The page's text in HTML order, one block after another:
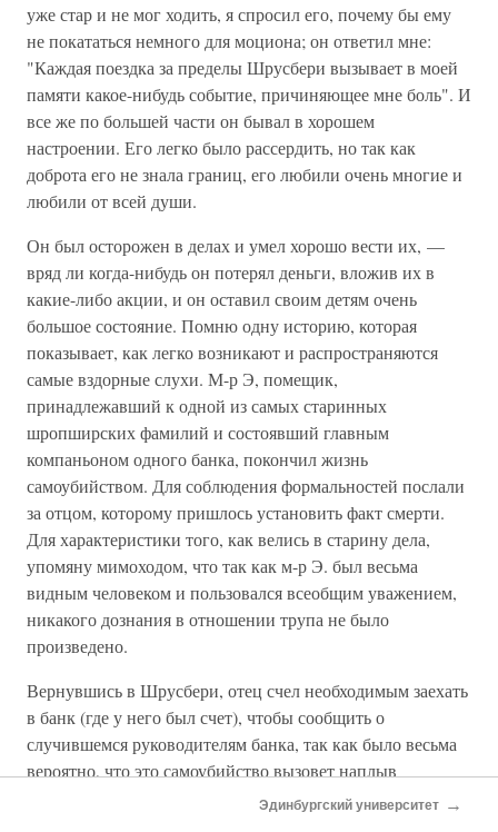
уже стар и не мог ходить, я спросил его, почему бы ему
не покататься немного для моциона; он ответил мне:
"Каждая поездка за пределы Шрусбери вызывает в моей
памяти какое-нибудь событие, причиняющее мне боль". И
все же по большей части он бывал в хорошем
настроении. Его легко было рассердить, но так как
доброта его не знала границ, его любили очень многие и
любили от всей души.
Он был осторожен в делах и умел хорошо вести их, —
вряд ли когда-нибудь он потерял деньги, вложив их в
какие-либо акции, и он оставил своим детям очень
большое состояние. Помню одну историю, которая
показывает, как легко возникают и распространяются
самые вздорные слухи. М-р Э, помещик,
принадлежавший к одной из самых старинных
шропширских фамилий и состоявший главным
компаньоном одного банка, покончил жизнь
самоубийством. Для соблюдения формальностей послали
за отцом, которому пришлось установить факт смерти.
Для характеристики того, как велись в старину дела,
упомяну мимоходом, что так как м-р Э. был весьма
видным человеком и пользовался всеобщим уважением,
никакого дознания в отношении трупа не было
произведено.
Вернувшись в Шрусбери, отец счел необходимым заехать
в банк (где у него был счет), чтобы сообщить о
случившемся руководителям банка, так как было весьма
вероятно, что это самоубийство вызовет наплыв
вкладчиков [желающих изъять свои деньги]. И вот,
Эдинбургский университет →